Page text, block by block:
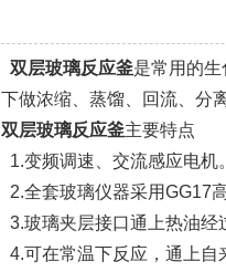
双层玻璃反应釜是常用的
下做浓缩、蒸馏、回流、分
双层玻璃反应釜主要特点
1.变频调速、交流感应电
2.全套玻璃仪器采用GG17
3.玻璃夹层接口通上热油
4.可在常温下反应，通上